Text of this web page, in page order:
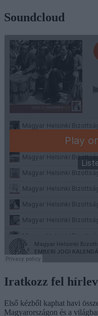
Soundcloud
Iratkozz fel
Első kézből kaphat havi
Magyarországon és a